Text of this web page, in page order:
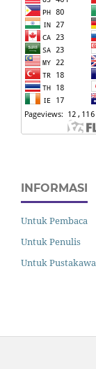
INFORMASI
Untuk Pembaca
Untuk Penulis
Untuk